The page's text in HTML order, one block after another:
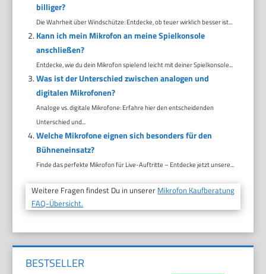
billiger?
Die Wahrheit über Windschütze: Entdecke, ob teuer wirklich besser ist...
Kann ich mein Mikrofon an meine Spielkonsole
anschließen?
Entdecke, wie du dein Mikrofon spielend leicht mit deiner Spielkonsole...
Was ist der Unterschied zwischen analogen und
digitalen Mikrofonen?
Analoge vs. digitale Mikrofone: Erfahre hier den entscheidenden
Unterschied und...
Welche Mikrofone eignen sich besonders für den
Bühneneinsatz?
Finde das perfekte Mikrofon für Live-Auftritte – Entdecke jetzt unsere...
Weitere Fragen findest Du in unserer Mikrofon Kaufberatung
FAQ-Übersicht.
BESTSELLER